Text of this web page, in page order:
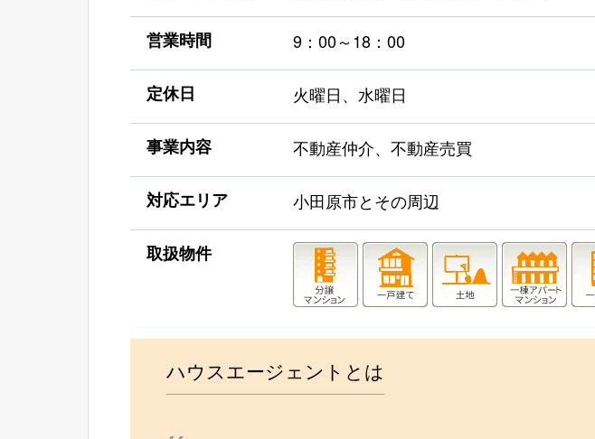
営業時間 9：00～18：00
定休日 火曜日、水曜日
事業内容 不動産仲介、不動産売買
対応エリア 小田原市とその周辺
取扱物件
ハウスエージェントとは